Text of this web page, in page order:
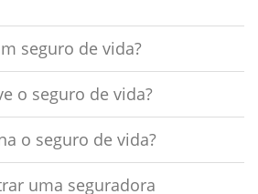
seguro de vida?
o seguro de vida?
o seguro de vida?
uma seguradora